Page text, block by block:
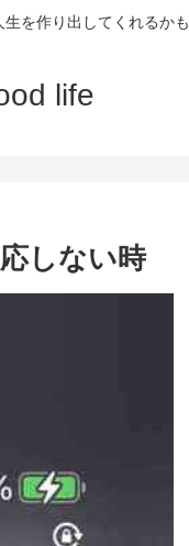
を作り出してくれるかも
life
しない時